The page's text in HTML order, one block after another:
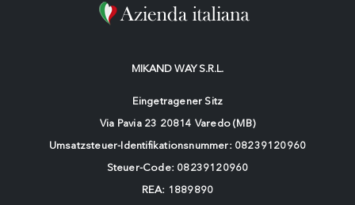
MIKAND WAY S.R.L.
Eingetragener Sitz
Via Pavia 23 20814 Varedo (MB)
Umsatzsteuer-Identifikationsnummer: 08239120960
Steuer-Code: 08239120960
REA: 1889890